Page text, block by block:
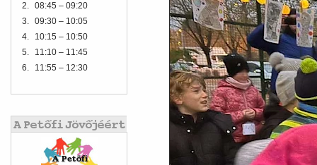
2. 08:45 – 09:20
3. 09:30 – 10:05
4.
10:15 – 10:50
5.
11:10 – 11:45
6.
11:55 – 12:30